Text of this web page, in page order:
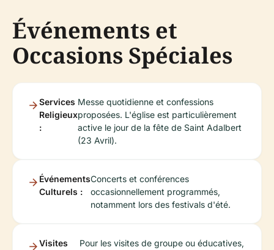
Événements et
Occasions Spéciales
Services
Religieux
:
Messe quotidienne et confessions
proposées. L'église est particulièrement
active le jour de la fête de Saint Adalbert
(23 Avril).
Événements
Culturels :
Concerts et conférences
occasionnellement programmés,
notamment lors des festivals d'été.
Visites
Pour les visites de groupe ou éducatives,